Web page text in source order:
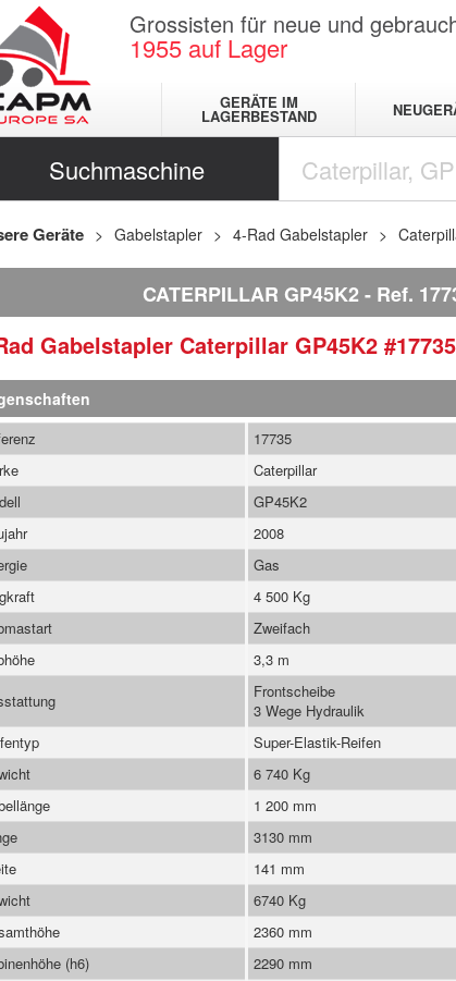
Grossisten für neue und
1955 auf Lager
GERÄTE IM
LAGERBESTAND
Suchmaschine
Geräte Gabelstapler 4-Rad Gabelstapler
CATERPILLAR GP45K2 Ref.
Gabelstapler Caterpillar GP45K2 #17735
17735
Caterpillar
GP45K2
2008
Gas
4 500 Kg
Zweifach
3,3 m
Frontscheibe
3 Wege Hydraulik
Super-Elastik-Reifen
6 740 Kg
1 200 mm
3130 mm
141 mm
6740 Kg
2360 mm
(h6)
2290 mm